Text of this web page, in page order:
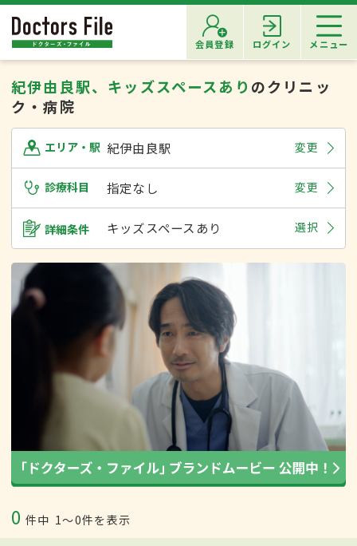
会員登録 ログイン メニュー
紀伊由良駅、キッズスペースあり のクリニッ
ク・病院
エリア・駅 紀伊由良駅 変更
診療科目 指定なし 変更
詳細条件 キッズスペースあり 選択
0 件中 1〜0件を表示